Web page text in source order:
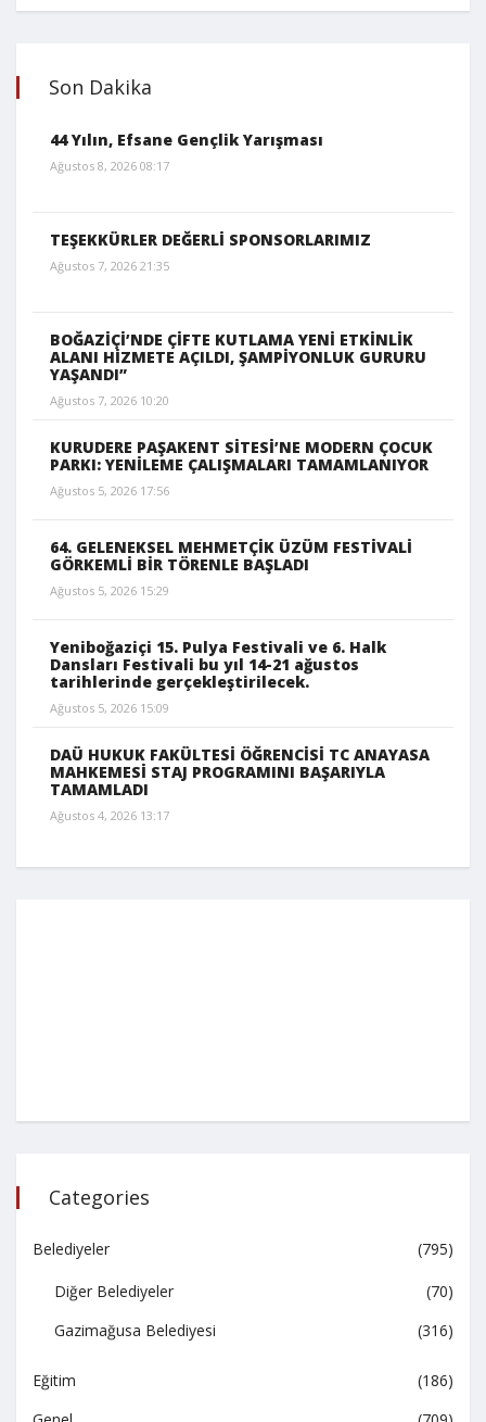
Son Dakika
44 Yılın, Efsane Gençlik Yarışması
Ağustos 8, 2026 08:17
TEŞEKKÜRLER DEĞERLİ SPONSORLARIMIZ
Ağustos 7, 2026 21:35
BOĞAZİÇİ’NDE ÇİFTE KUTLAMA YENİ ETKİNLİK
ALANI HİZMETE AÇILDI, ŞAMPİYONLUK GURURU
YAŞANDI”
Ağustos 7, 2026 10:20
KURUDERE PAŞAKENT SİTESİ’NE MODERN ÇOCUK
PARKI: YENİLEME ÇALIŞMALARI TAMAMLANIYOR
Ağustos 5, 2026 17:56
64. GELENEKSEL MEHMETÇİK ÜZÜM FESTİVALİ
GÖRKEMLİ BİR TÖRENLE BAŞLADI
Ağustos 5, 2026 15:29
Yeniboğaziçi 15. Pulya Festivali ve 6. Halk
Dansları Festivali bu yıl 14-21 ağustos
tarihlerinde gerçekleştirilecek.
Ağustos 5, 2026 15:09
DAÜ HUKUK FAKÜLTESİ ÖĞRENCİSİ TC ANAYASA
MAHKEMESİ STAJ PROGRAMINI BAŞARIYLA
TAMAMLADI
Ağustos 4, 2026 13:17
Categories
Belediyeler (795)
Diğer Belediyeler
(70)
Gazimağusa Belediyesi
(316)
Eğitim
(186)